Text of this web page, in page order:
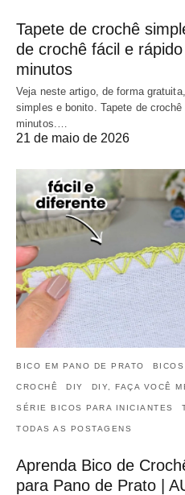
Tapete de crochê
de crochê fácil e
minutos
Veja neste artigo, de forma
simples e bonito. Tapete de
minutos.…
21 de maio de 2026
BICO EM PANO DE PRATO
CROCHÊ DIY DIY, FAÇA VOCÊ
SÉRIE BICOS PARA INICIANTES
TODAS AS POSTAGENS
Aprenda Bico de
para Pano de Prato |